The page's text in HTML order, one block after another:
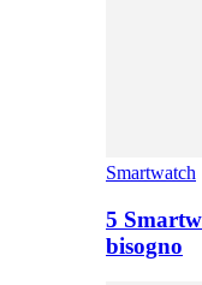
Smartwatch
5
bisogno